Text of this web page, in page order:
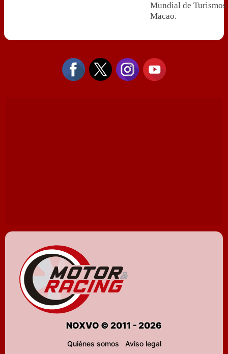
Mundial de Turismos
Macao.
NOXVO © 2011 - 2026
Quiénes somos
Aviso legal